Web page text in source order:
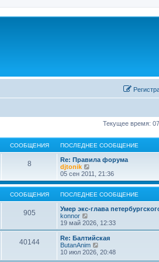
Текущее время:
СООБЩЕНИЯ ПОСЛЕДНЕЕ СООБЩЕНИЕ
8
Re: Правила форума
djtonik
е
р
е
й
т
и
п
о
с
л
е
05 сен 2011, 21:36
СООБЩЕНИЯ ПОСЛЕДНЕЕ СООБЩЕНИЕ
905
Умер экс-глава
konnor
е
р
е
й
т
19 май 2026, 12:33
40144
Re: Балтийская
ButanAnim
е
10 июл 2026, 20:48